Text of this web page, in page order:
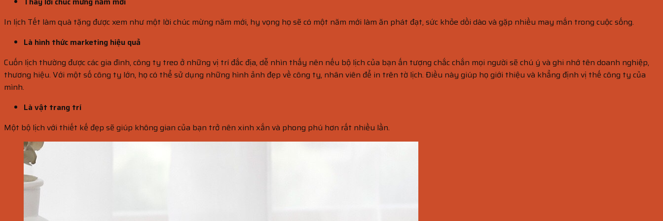
In lịch Tết làm quà tặng được xem như một lời chúc mừng năm mới, hy vọng họ sẽ có một năm mới làm ăn phát đạt, sức khỏe dồi dào và gặp nhiều may mắn trong cuộc sống.
Là hình thức marketing hiệu quả
Cuốn lịch thường được các gia đình, công ty treo ở những vị trí đắc địa, dễ nhìn thấy nên nếu bộ lịch của bạn ấn tượng chắc chắn mọi người sẽ chú ý và ghi nhớ tên doanh nghiệp,
thương hiệu. Với một số công ty lớn, họ có thể sử dụng những hình ảnh đẹp về công ty, nhân viên để in trên tờ lịch. Điều này giúp họ giới thiệu và khẳng định vị thế công ty của
mình.
Là vật trang trí
Một bộ lịch với thiết kế đẹp sẽ giúp không gian của bạn trở nên xinh xắn và phong phú hơn rất nhiều lần.